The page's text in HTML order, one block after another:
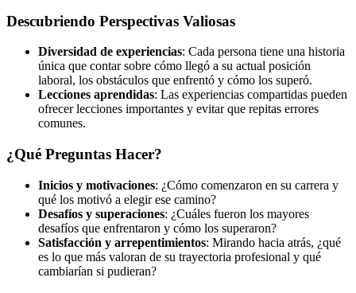
Descubriendo Perspectivas Valiosas
Diversidad de experiencias: Cada persona tiene una historia
única que contar sobre cómo llegó a su actual posición
laboral, los obstáculos que enfrentó y cómo los superó.
Lecciones aprendidas: Las experiencias compartidas pueden
ofrecer lecciones importantes y evitar que repitas errores
comunes.
¿Qué Preguntas Hacer?
Inicios y motivaciones: ¿Cómo comenzaron en su carrera y
qué los motivó a elegir ese camino?
Desafíos y superaciones: ¿Cuáles fueron los mayores
desafíos que enfrentaron y cómo los superaron?
Satisfacción y arrepentimientos: Mirando hacia atrás, ¿qué
es lo que más valoran de su trayectoria profesional y qué
cambiarían si pudieran?